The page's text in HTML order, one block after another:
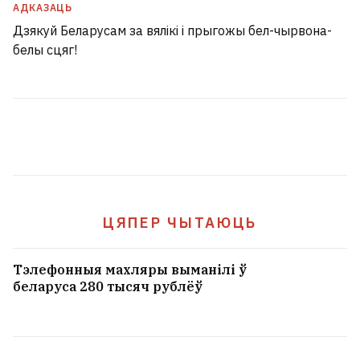
АДКАЗАЦЬ
Дзякуй Беларусам за вялікі і прыгожы бел-чырвона-
белы сцяг!
ЦЯПЕР ЧЫТАЮЦЬ
Тэлефонныя махляры выманілі ў
беларуса 280 тысяч рублёў